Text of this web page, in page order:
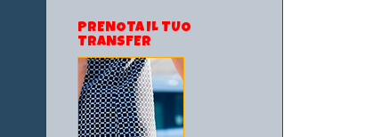
PRENOTA IL TUO
TRANSFER